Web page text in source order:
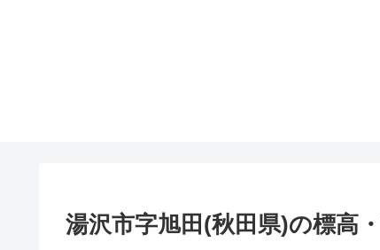
湯沢市字旭田(秋田県)の標高